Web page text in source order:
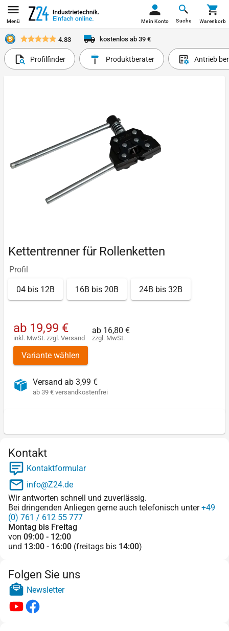
Menü Suche
Mein Konto Warenkorb
4.83 kostenlos ab 39 €
Profilfinder Produktberater Antrieb
Kettentrenner für Rollenketten
Profil
04 bis 12B 16B bis 20B 24B bis 32B
ab 19,99 €
inkl. MwSt. zzgl. Versand
ab 16,80 €
zzgl. MwSt.
Variante wählen
Versand ab 3,99 €
ab 39 € versandkostenfrei
Kontakt
Kontaktformular
info@Z24.de
Wir antworten schnell und zuverlässig.
Bei dringenden Anliegen gerne auch telefonisch unter+49
(0) 761 / 612 55 777
Montag bis Freitag
von 09:00 - 12:00
und 13:00 - 16:00 (freitags bis 14:00)
Folgen Sie uns
Newsletter